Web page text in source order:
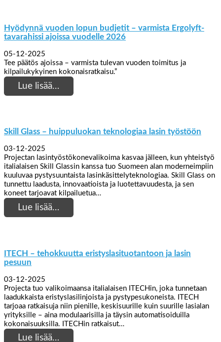
Hyödynnä vuoden lopun budjetit – varmista Ergolyft-
tavarahissi ajoissa vuodelle 2026
05-12-2025
Tee päätös ajoissa – varmista tulevan vuoden toimitus ja
kilpailukykyinen kokonaisratkaisu.”
Lue lisää…
Skill Glass – huippuluokan teknologiaa lasin työstöön
03-12-2025
Projectan lasintyöstökonevalikoima kasvaa jälleen, kun yhteistyö
italialaisen Skill Glassin kanssa tuo Suomeen alan moderneimpiin
kuuluvaa pystysuuntaista lasinkäsittelyteknologiaa. Skill Glass on
tunnettu laadusta, innovaatioista ja luotettavuudesta, ja sen
koneet tarjoavat kilpailuetua…
Lue lisää…
ITECH – tehokkuutta eristyslasituotantoon ja lasin
pesuun
03-12-2025
Projecta tuo valikoimaansa italialaisen ITECHin, joka tunnetaan
laadukkaista eristyslasilinjoista ja pystypesukoneista. ITECH
tarjoaa ratkaisuja niin pienille, keskisuurille kuin suurille lasialan
yrityksille – aina modulaarisilla ja täysin automatisoiduilla
kokonaisuuksilla. ITECHin ratkaisut…
Lue lisää…